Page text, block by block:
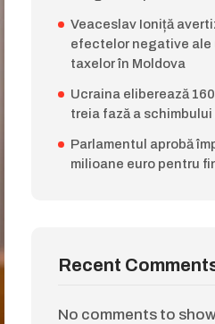
Veaceslav Ioniță
efectelor negative ale
taxelor în Moldova
Ucraina eliberează
treia fază a schimbului
Parlamentul aprobă
milioane euro pentru
Recent
No comments to